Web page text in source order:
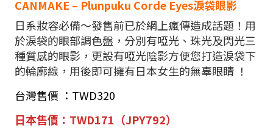
CANMAKE – Plunpuku Corde Eyes淚袋眼影
日系妝容必備～發售前已於網上瘋傳造成話題！用
於淚袋的眼部調色盤，分別有啞光、珠光及閃光三
種質感的眼影，更設有啞光陰影方便您打造淚袋下
的輪廓線，用後即可擁有日本女生的無辜眼睛 ！
台灣售價 ：TWD320
日本售價：TWD171（JPY792）